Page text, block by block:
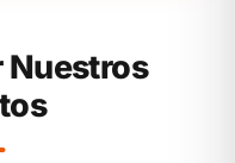
Nuestros